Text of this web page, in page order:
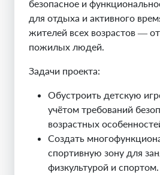
безопасное и
для отдыха и активного
жителей всех возрастов —
пожилых людей.
Задачи проекта:
Обустроить детскую
учётом требований
возрастных
Создать
спортивную зону для
физкультурой и спортом.